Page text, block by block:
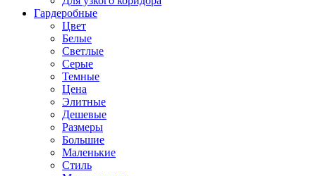
Гардеробные
Цвет
Белые
Светлые
Серые
Темные
Цена
Элитные
Дешевые
Размеры
Большие
Маленькие
Стиль